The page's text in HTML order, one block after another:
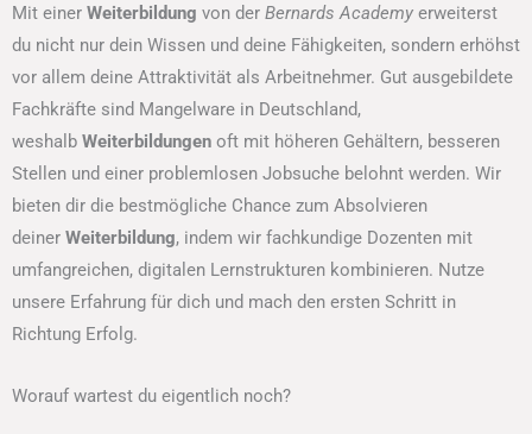
Mit einer Weiterbildung von der Bernards Academy erweiterst
du nicht nur dein Wissen und deine Fähigkeiten, sondern erhöhst
vor allem deine Attraktivität als Arbeitnehmer. Gut ausgebildete
Fachkräfte sind Mangelware in Deutschland,
weshalb Weiterbildungen oft mit höheren Gehältern, besseren
Stellen und einer problemlosen Jobsuche belohnt werden. Wir
bieten dir die bestmögliche Chance zum Absolvieren
deiner Weiterbildung, indem wir fachkundige Dozenten mit
umfangreichen, digitalen Lernstrukturen kombinieren. Nutze
unsere Erfahrung für dich und mach den ersten Schritt in
Richtung Erfolg.
Worauf wartest du eigentlich noch?